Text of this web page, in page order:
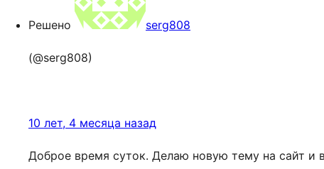
Решено serg808
(@serg808)
10 лет, 4 месяца назад
Доброе время суток. Делаю новую тему на сайт и